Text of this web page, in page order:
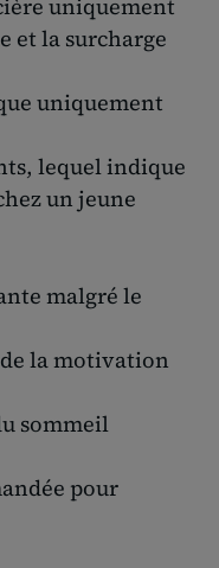
uniquement
et la surcharge
uniquement
lequel indique
un jeune
malgré le
la motivation
sommeil
pour